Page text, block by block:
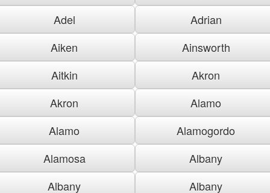
Adel
Adrian
Aiken
Ainsworth
Aitkin
Akron
Akron
Alamo
Alamo
Alamogordo
Alamosa
Albany
Albany
Albany